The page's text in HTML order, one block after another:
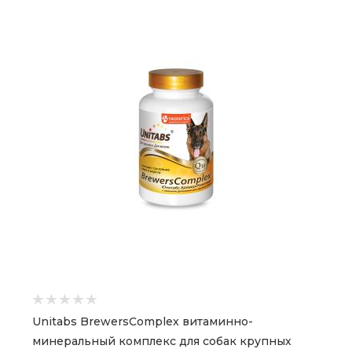
Unitabs BrewersComplex витаминно-
минеральный комплекс для собак крупных